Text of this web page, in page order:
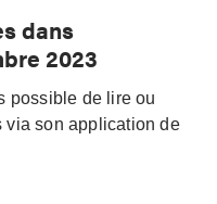
dans
2023
possible de lire ou
via son application de